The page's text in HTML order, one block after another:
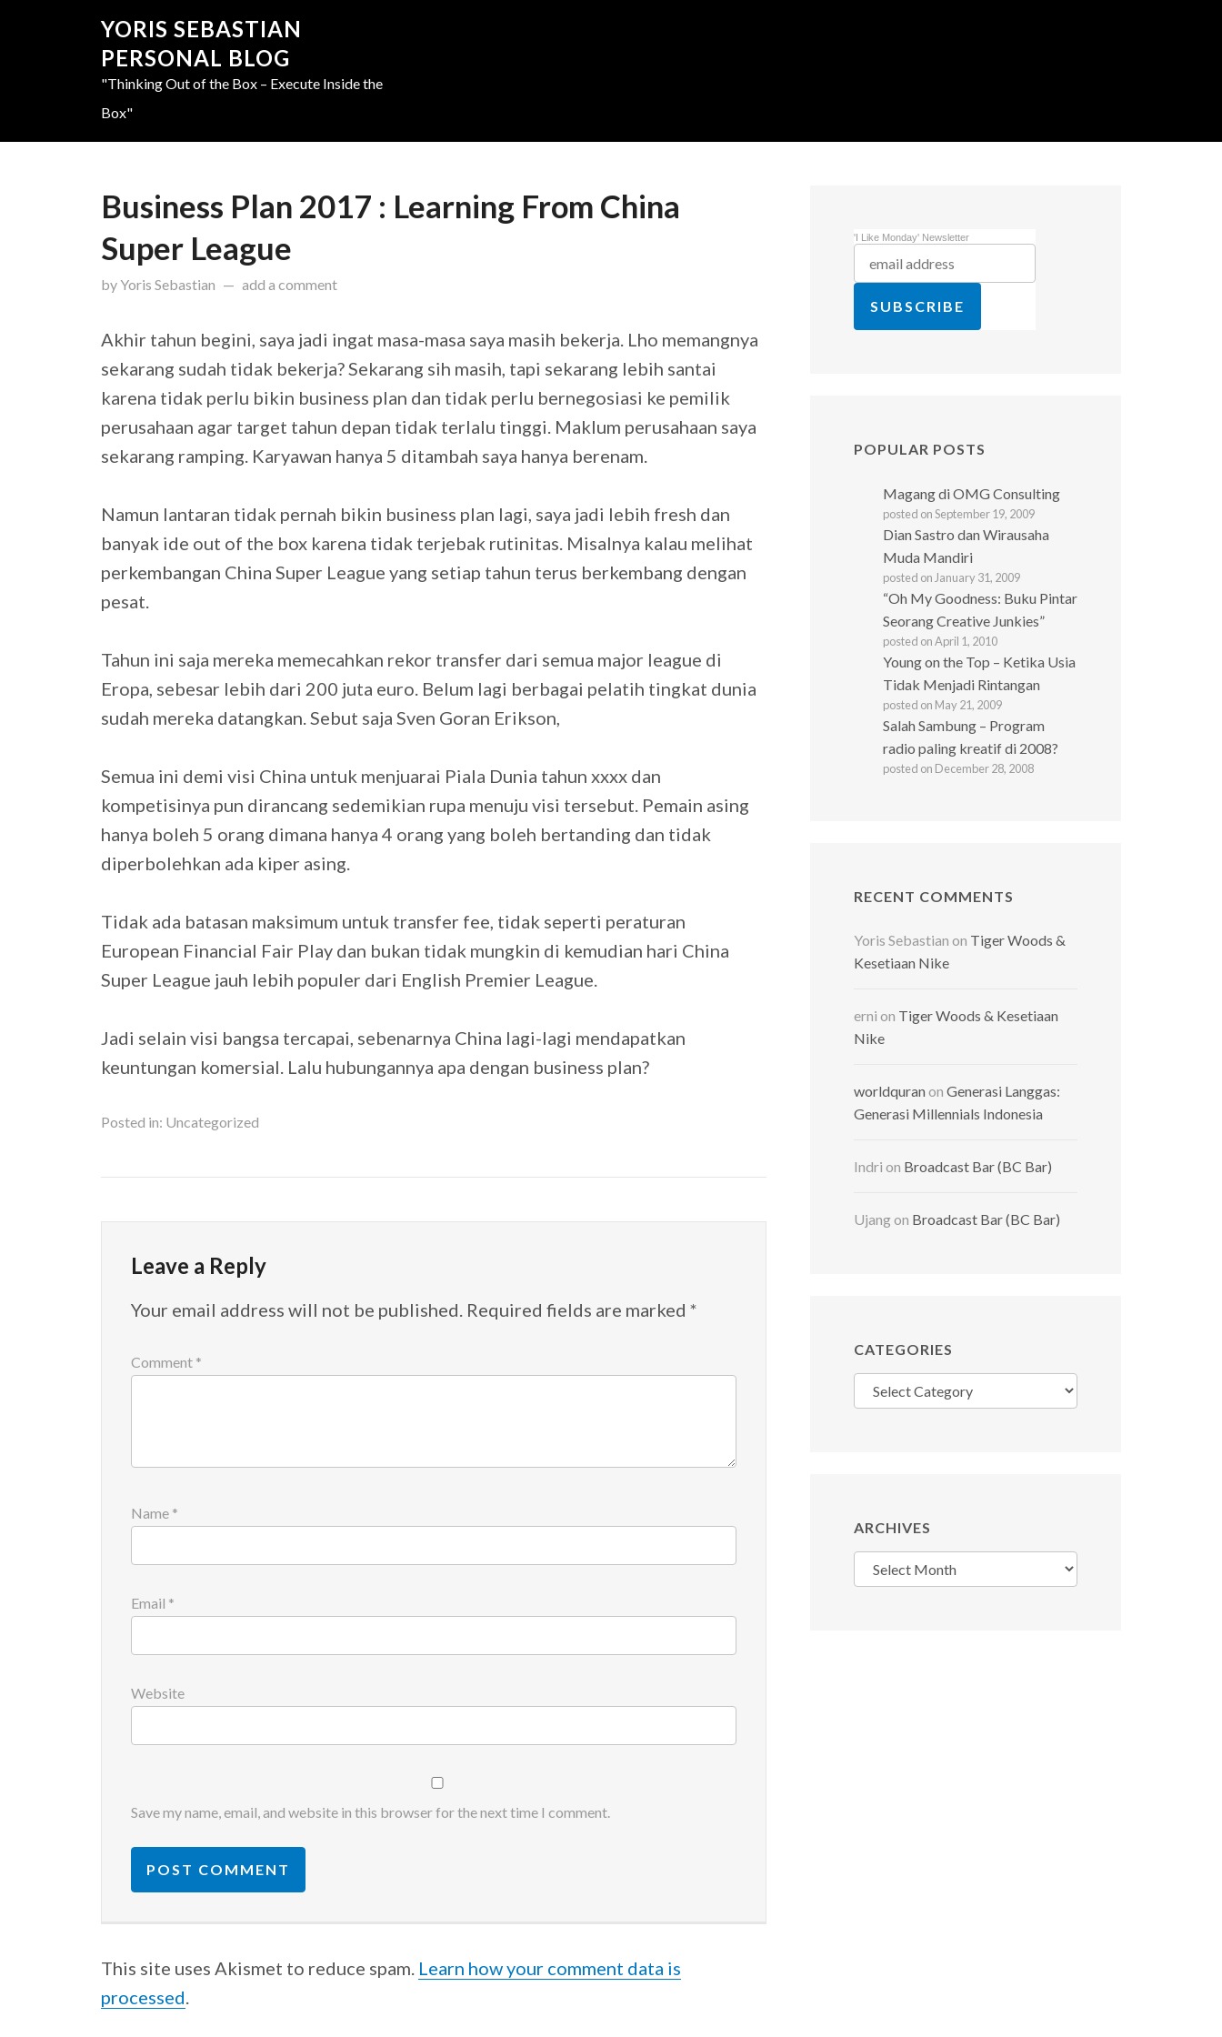
YORIS SEBASTIAN
PERSONAL BLOG
"Thinking Out of the Box – Execute Inside the
Box"
Business Plan 2017 : Learning From China
Super League
by Yoris Sebastian updated onApril 24, 2019
add a comment
Akhir tahun begini, saya jadi ingat masa-masa saya masih bekerja. Lho memangnya
sekarang sudah tidak bekerja? Sekarang sih masih, tapi sekarang lebih santai
karena tidak perlu bikin business plan dan tidak perlu bernegosiasi ke pemilik
perusahaan agar target tahun depan tidak terlalu tinggi. Maklum perusahaan saya
sekarang ramping. Karyawan hanya 5 ditambah saya hanya berenam.
Namun lantaran tidak pernah bikin business plan lagi, saya jadi lebih fresh dan
banyak ide out of the box karena tidak terjebak rutinitas. Misalnya kalau melihat
perkembangan China Super League yang setiap tahun terus berkembang dengan
pesat.
Tahun ini saja mereka memecahkan rekor transfer dari semua major league di
Eropa, sebesar lebih dari 200 juta euro. Belum lagi berbagai pelatih tingkat dunia
sudah mereka datangkan. Sebut saja Sven Goran Erikson,
Semua ini demi visi China untuk menjuarai Piala Dunia tahun xxxx dan
kompetisinya pun dirancang sedemikian rupa menuju visi tersebut. Pemain asing
hanya boleh 5 orang dimana hanya 4 orang yang boleh bertanding dan tidak
diperbolehkan ada kiper asing.
Tidak ada batasan maksimum untuk transfer fee, tidak seperti peraturan
European Financial Fair Play dan bukan tidak mungkin di kemudian hari China
Super League jauh lebih populer dari English Premier League.
Jadi selain visi bangsa tercapai, sebenarnya China lagi-lagi mendapatkan
keuntungan komersial. Lalu hubungannya apa dengan business plan?
Posted in: Uncategorized
Leave a Reply
Your email address will not be published. Required fields are marked *
Comment *
Name *
Email *
Website
Save my name, email, and website in this browser for the next time I comment.
This site uses Akismet to reduce spam. Learn how your comment data is
processed.
'I Like Monday' Newsletter
POPULAR POSTS
Magang di OMG Consulting
posted on September 19, 2009
Dian Sastro dan Wirausaha
Muda Mandiri
posted on January 31, 2009
“Oh My Goodness: Buku Pintar
Seorang Creative Junkies”
posted on April 1, 2010
Young on the Top – Ketika Usia
Tidak Menjadi Rintangan
posted on May 21, 2009
Salah Sambung – Program
radio paling kreatif di 2008?
posted on December 28, 2008
RECENT COMMENTS
Yoris Sebastian on Tiger Woods &
Kesetiaan Nike
erni on Tiger Woods & Kesetiaan
Nike
worldquran on Generasi Langgas:
Generasi Millennials Indonesia
Indri on Broadcast Bar (BC Bar)
Ujangon Broadcast Bar (BC Bar)
CATEGORIES
ARCHIVES